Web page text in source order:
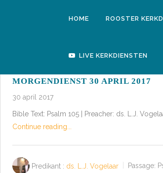
HOME ROOSTER
LIVE KERKDIENSTEN
MORGENDIENST 30 APRIL 2017
30 april 2017
Bible Text: Psalm 105 | Preacher: ds. L.J.
Continue reading...
Predikant : ds. L.J. Vogelaar Passage: